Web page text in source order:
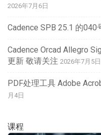
2026年7月6日
Cadence SPB 25.1 的
Cadence Orcad Allegro
更新 敬请关注 2026年7月5日
PDF处理工具 Adobe
月4日
课程